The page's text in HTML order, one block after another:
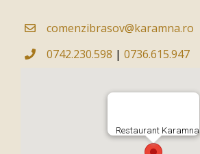
comenzibrasov@karamna.ro
0742.230.598 |0736.615.947
Restaurant Karamna